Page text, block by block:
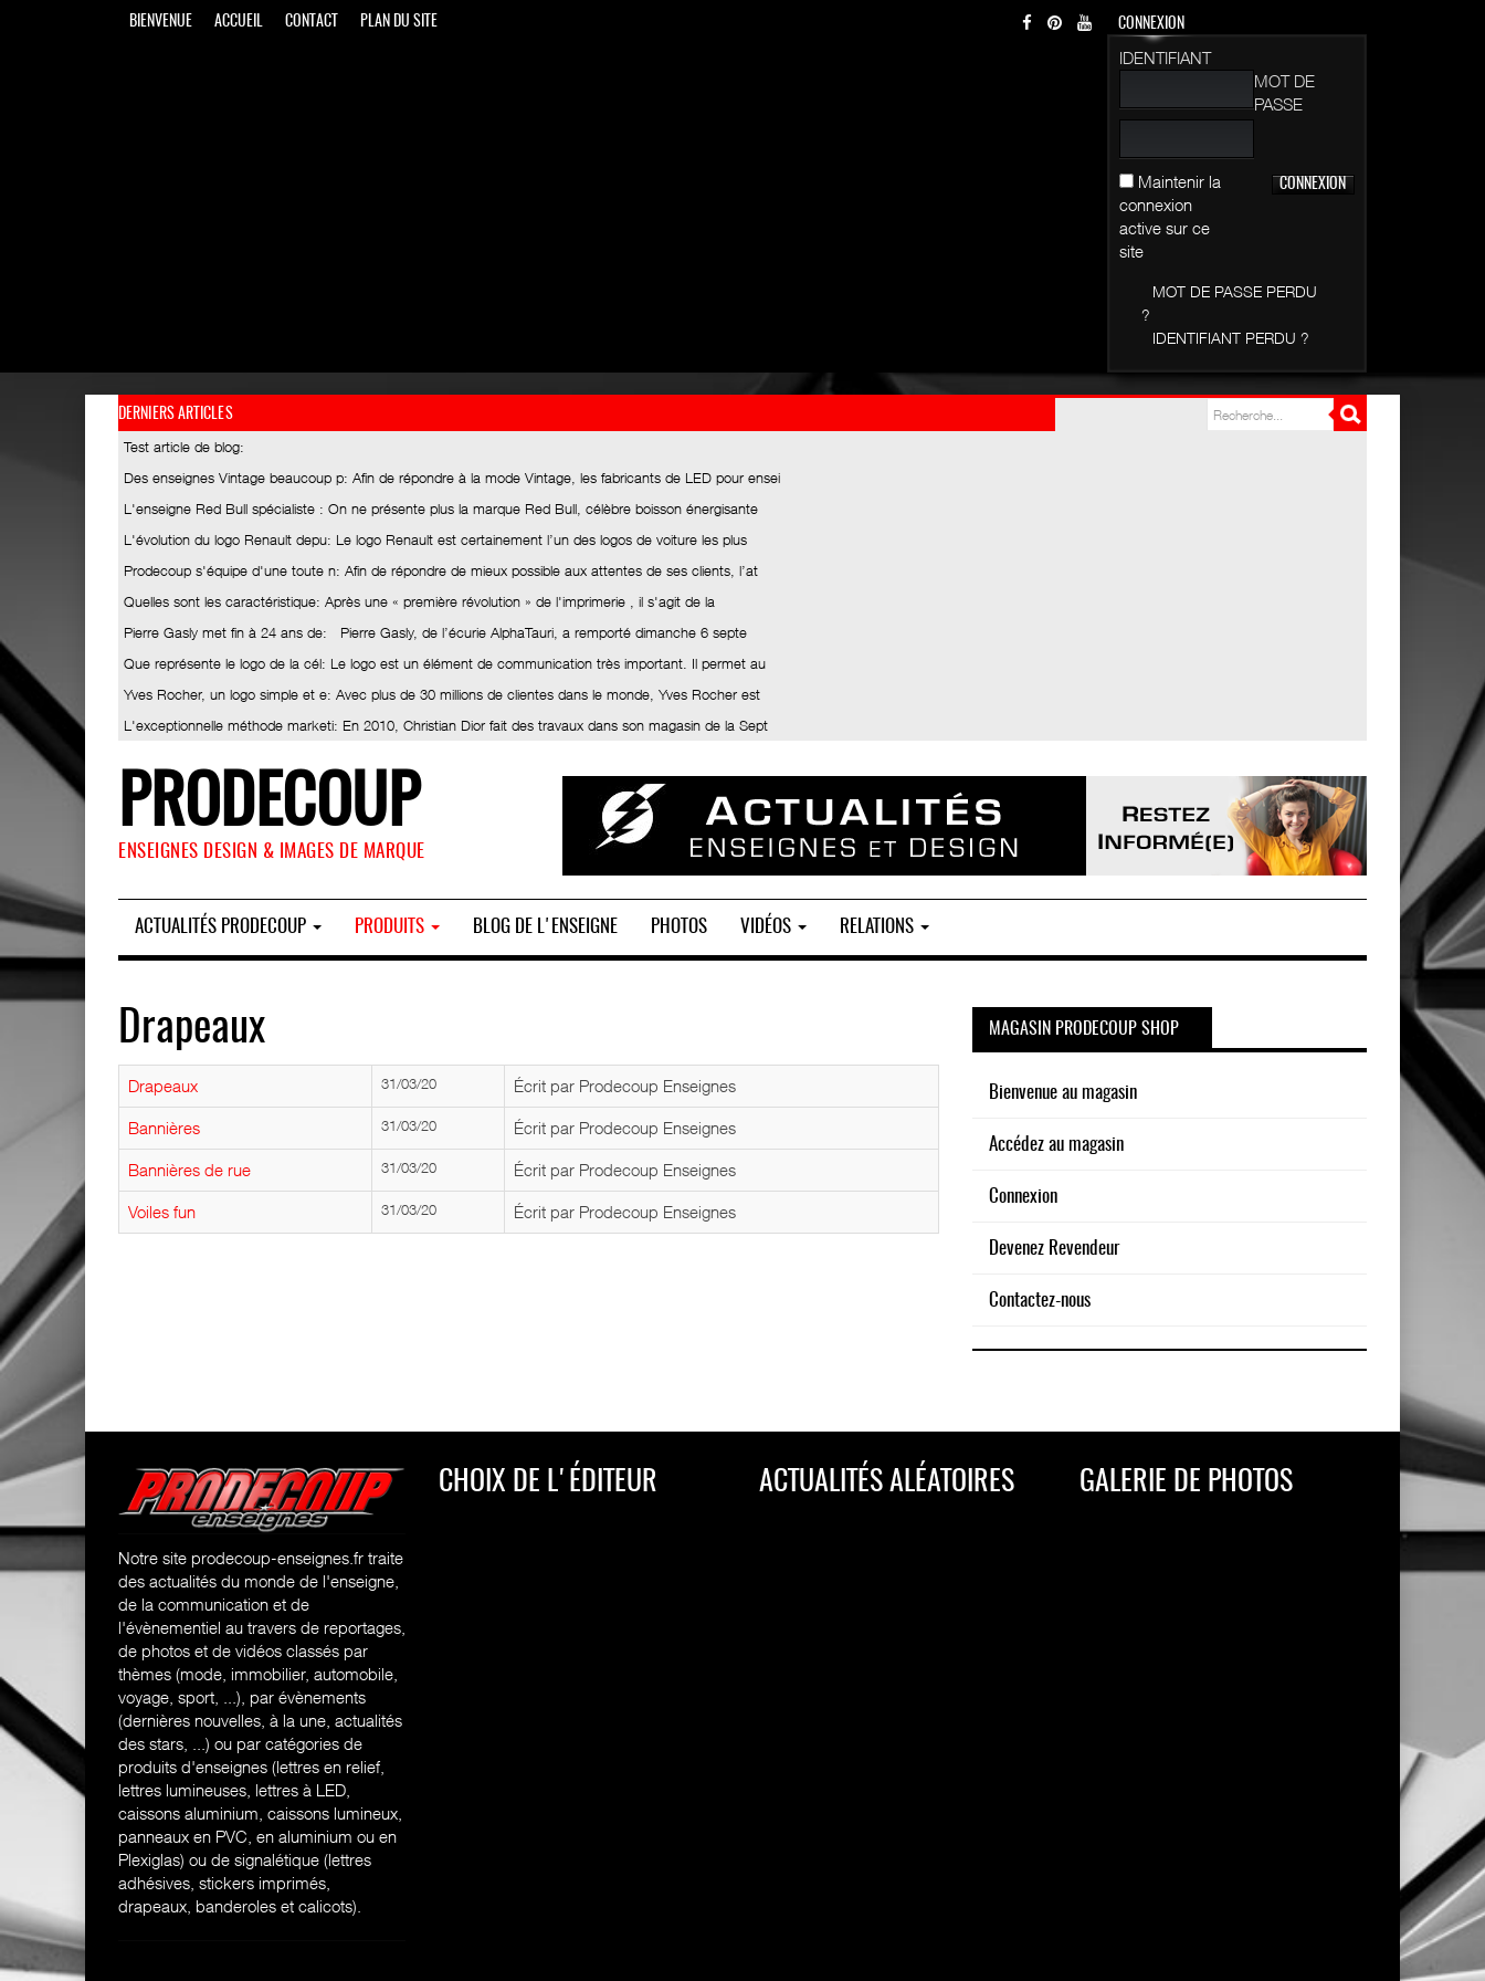
BIENVENUE ACCUEIL CONTACT PLAN DU SITE CONNEXION
IDENTIFIANT
MOT DE
PASSE
Maintenir la
connexion
active sur ce
site
MOT DE PASSE PERDU
?
IDENTIFIANT PERDU ?
DERNIERS ARTICLES
Test article de blog:
Des enseignes Vintage beaucoup p: Afin de répondre à la mode Vintage, les fabricants de LED pour ensei
L'enseigne Red Bull spécialiste : On ne présente plus la marque Red Bull, célèbre boisson énergisante
L'évolution du logo Renault depu: Le logo Renault est certainement l’un des logos de voiture les plus
Prodecoup s'équipe d'une toute n: Afin de répondre de mieux possible aux attentes de ses clients, l’at
Quelles sont les caractéristique: Après une « première révolution » de l'imprimerie , il s'agit de la
Pierre Gasly met fin à 24 ans de: Pierre Gasly, de l’écurie AlphaTauri, a remporté dimanche 6 septe
Que représente le logo de la cél: Le logo est un élément de communication très important. Il permet au
Yves Rocher, un logo simple et e: Avec plus de 30 millions de clientes dans le monde, Yves Rocher est
L'exceptionnelle méthode marketi: En 2010, Christian Dior fait des travaux dans son magasin de la Sept
PRODECOUP
ENSEIGNES DESIGN & IMAGES DE MARQUE
ACTUALITÉS PRODECOUP PRODUITS BLOG DE L'ENSEIGNE PHOTOS VIDÉOS RELATIONS
Drapeaux
Drapeaux 31/03/20 Écrit par Prodecoup Enseignes
Bannières 31/03/20 Écrit par Prodecoup Enseignes
Bannières de rue 31/03/20 Écrit par Prodecoup Enseignes
Voiles fun 31/03/20 Écrit par Prodecoup Enseignes
MAGASIN PRODECOUP SHOP
Bienvenue au magasin
Accédez au magasin
Connexion
Devenez Revendeur
Contactez-nous
Notre site prodecoup-enseignes.fr traite
des actualités du monde de l'enseigne,
de la communication et de
l'évènementiel au travers de reportages,
de photos et de vidéos classés par
thèmes (mode, immobilier, automobile,
voyage, sport, ...), par évènements
(dernières nouvelles, à la une, actualités
des stars, ...) ou par catégories de
produits d'enseignes (lettres en relief,
lettres lumineuses, lettres à LED,
caissons aluminium, caissons lumineux,
panneaux en PVC, en aluminium ou en
Plexiglas) ou de signalétique (lettres
adhésives, stickers imprimés,
drapeaux, banderoles et calicots).
CHOIX DE L'ÉDITEUR ACTUALITÉS ALÉATOIRES GALERIE DE PHOTOS